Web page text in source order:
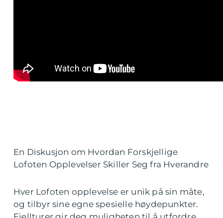
En Diskusjon om Hvordan Forskjellige
Lofoten Opplevelser Skiller Seg fra Hverandre
Hver Lofoten opplevelse er unik på sin måte,
og tilbyr sine egne spesielle høydepunkter.